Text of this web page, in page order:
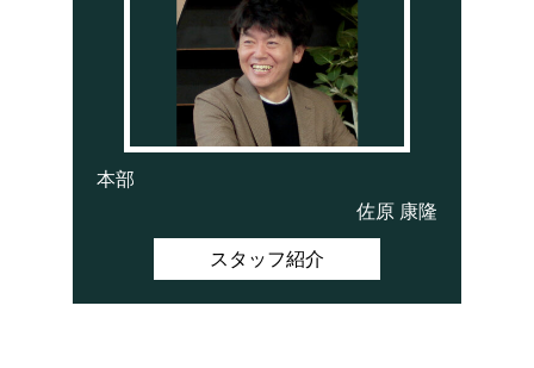
本部
佐原 康隆
スタッフ紹介